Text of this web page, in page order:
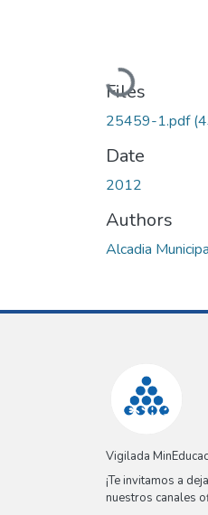
Loading...
Files
25459-1.pdf
Date
2012
Authors
Alcadia
Vigilada
¡Te invitamos a
nuestros canales